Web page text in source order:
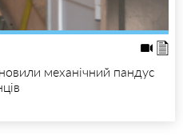
механічний пандус